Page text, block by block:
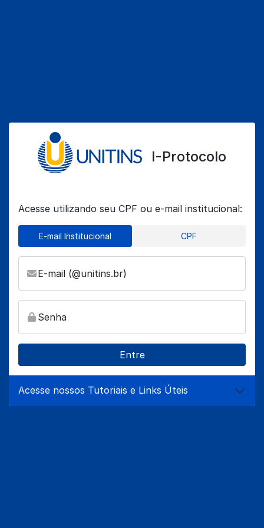
I-Protocolo
Acesse utilizando seu CPF ou e-mail institucional:
E-mail Institucional CPF
E-mail (@unitins.br)
Senha
Acesse nossos Tutoriais e Links Úteis